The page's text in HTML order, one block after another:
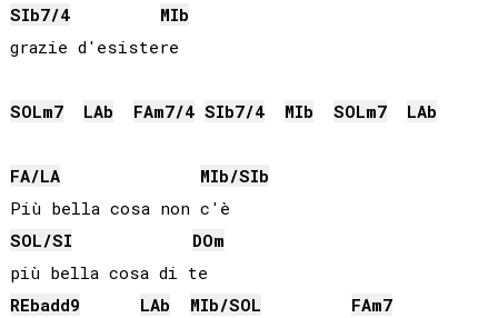
SIb7/4
MIb
grazie d'esistere
SOLm7 LAb FAm7/4 SIb7/4 MIb SOLm7 LAb
FA/LA MIb/SIb
SOL/SI DOm
REbadd9 LAb MIb/SOL FAm7